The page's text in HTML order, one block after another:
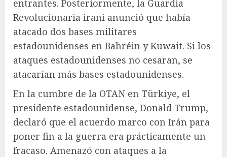
entrantes. Posteriormente, la Guardia
Revolucionaria iraní anunció que había
atacado dos bases militares
estadounidenses en Bahréin y Kuwait. Si los
ataques estadounidenses no cesaran, se
atacarían más bases estadounidenses.
En la cumbre de la OTAN en Türkiye, el
presidente estadounidense, Donald Trump,
declaró que el acuerdo marco con Irán para
poner fin a la guerra era prácticamente un
fracaso. Amenazó con ataques a la